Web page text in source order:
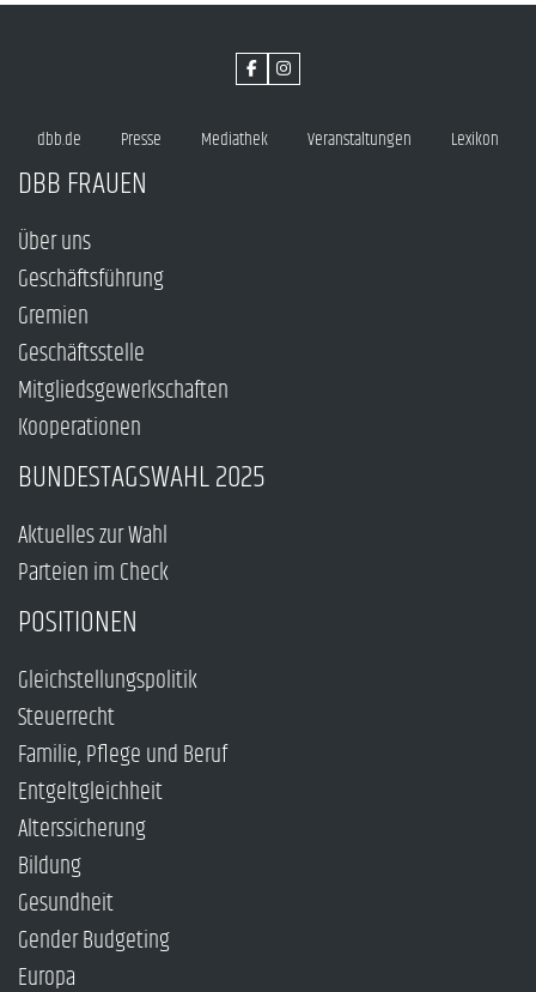
dbb.de Presse Mediathek Veranstaltungen Lexikon
DBB FRAUEN
Über uns
Geschäftsführung
Gremien
Geschäftsstelle
Mitgliedsgewerkschaften
Kooperationen
BUNDESTAGSWAHL 2025
Aktuelles zur Wahl
Parteien im Check
POSITIONEN
Gleichstellungspolitik
Steuerrecht
Familie, Pflege und Beruf
Entgeltgleichheit
Alterssicherung
Bildung
Gesundheit
Gender Budgeting
Europa